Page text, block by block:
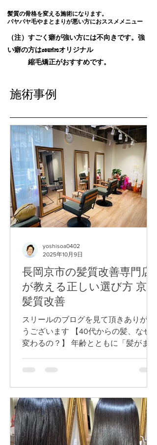
髪質の骨格を変える施術になります。
パヤパヤ毛やまとまりが悪い方におススメメニュー
（注）すごく癖が強い方には不向きです。強
い癖の方は​sourireオリジナル
縮毛矯正がおすすめです。
​施術事例
長岡京市の髪質改善専門店
が教える正しい選び方 京都
髪質改善
スリールのブログを見て頂きありがと
うございます 【40代からの髪、なぜ
変わるの？】 年齢とともに「髪がまと
じていませんか？ 実は、髪質の変化
積”が原因。...
yoshisoa0402
2025年10月9日